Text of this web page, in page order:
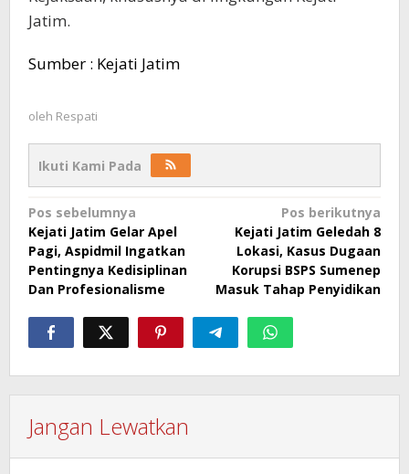
Jatim.
Sumber : Kejati Jatim
oleh Respati
Ikuti Kami Pada
Navigasi
pos
Pos sebelumnya
Kejati Jatim Gelar Apel
Pagi, Aspidmil Ingatkan
Pentingnya Kedisiplinan
Dan Profesionalisme
Pos berikutnya
Kejati Jatim Geledah 8
Lokasi, Kasus Dugaan
Korupsi BSPS Sumenep
Masuk Tahap Penyidikan
Jangan Lewatkan